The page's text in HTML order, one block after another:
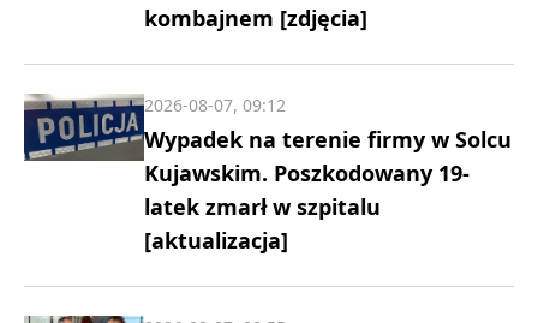
kombajnem [zdjęcia]
Wypadek na terenie firmy w Solcu
Kujawskim. Poszkodowany 19-
latek zmarł w szpitalu
[aktualizacja]
2026-08-07, 09:12